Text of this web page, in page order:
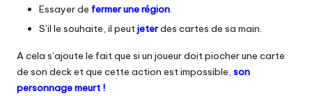
Essayer de fermer une région.
S’il le souhaite, il peutjeterdes cartes de sa main.
A cela s’ajoute le fait que si un joueur doit piocher une carte
de son deck et que cette action est impossible, son
personnage meurt !